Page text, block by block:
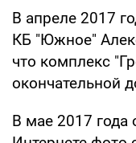
В апреле 2017
КБ "Южное"
что комплекс
окончательной
В мае 2017 года